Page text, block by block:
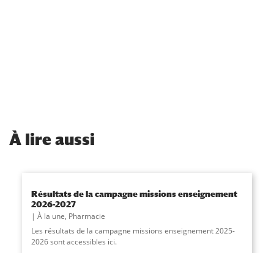
À lire aussi
Résultats de la campagne missions enseignement
2026-2027
À la une, Pharmacie
Les résultats de la campagne missions enseignement 2025-
2026 sont accessibles ici.